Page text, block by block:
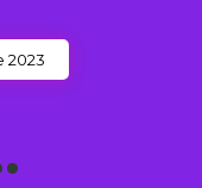
2023